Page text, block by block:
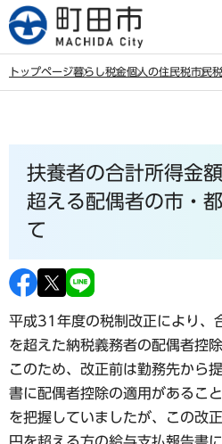
こ
の
トップページ暮らし税金個人の住民税市民
扶養者の合計所得金
超える配偶者の市・
て
平成31年度の税制改正により、
を超えた納税義務者の配偶者控
このため、改正前は勤務先から
書に配偶者控除の適用があるこ
を把握していましたが、この改
円を超える方の給与支払報告書